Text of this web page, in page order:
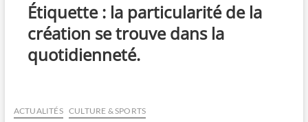
Étiquette : la particularité de la
création se trouve dans la
quotidienneté.
ACTUALITÉS CULTURE & SPORTS